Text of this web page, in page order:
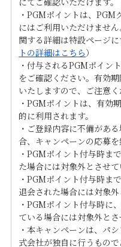
・PGMポイントは、
にはご利用いただけませ
関する詳細は特設ページ
トの詳細はこちら）
・付与されるPGMポイン
をご確認ください。有効
いたしますので、ご注意く
・PGMポイントは、有効
的に利用されます。
・ご登録内容に不備があ
合、キャンペーンの応募を
・PGMポイント付与時ま
た場合には対象外とさせて
・PGMポイント付与時ま
退会された場合には対象外
・PGMポイント付与時に
ている場合には対象外とさ
・本キャンペーンは、パ
式会社が独自に行うもの